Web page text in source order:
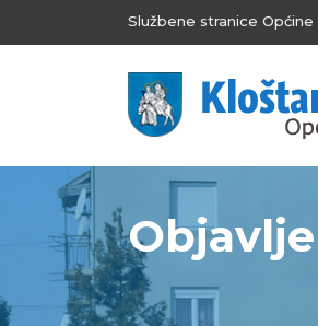
Službene stranice